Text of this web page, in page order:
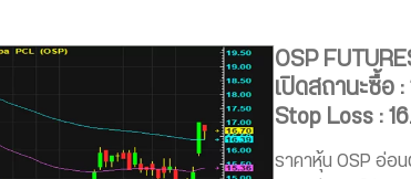
OSP
เปิดสถานะซื้อ :
Stop Loss :
ราคาหุ้น OSP อ่อ